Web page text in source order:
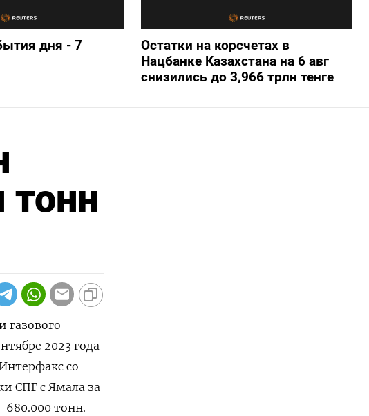
дня - 7
Остатки на корсчетах в
Нацбанке Казахстана на 6 авг
снизились до 3,966 трлн тенге
тонн
газового
2023 года
со
СПГ с Ямала за
680.000 тонн.